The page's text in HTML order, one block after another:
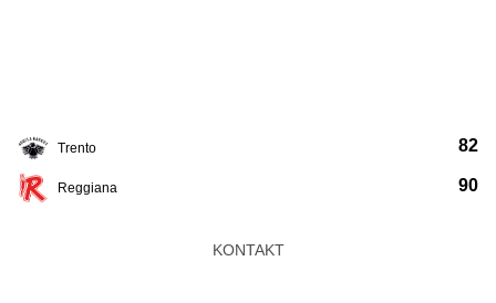
Trento
Reggiana
82
90
KONTAKT